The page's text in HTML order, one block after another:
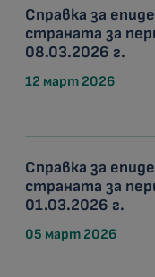
Справка за
страната за
08.03.2026 г.
12 март 2026
Справка за
страната за
01.03.2026 г.
05 март 2026